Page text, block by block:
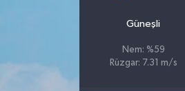
Güneşli
Nem: %59
Rüzgar: 7.31 m/s